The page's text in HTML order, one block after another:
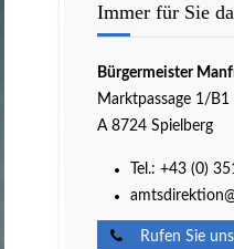
Immer für Sie
Bürgermeister
Marktpassage 1/B1
A 8724 Spielberg
Tel.: +43 (0)
Rufen Sie